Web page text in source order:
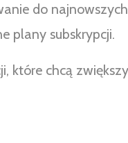
do
plany subskrypcji.
które chcą